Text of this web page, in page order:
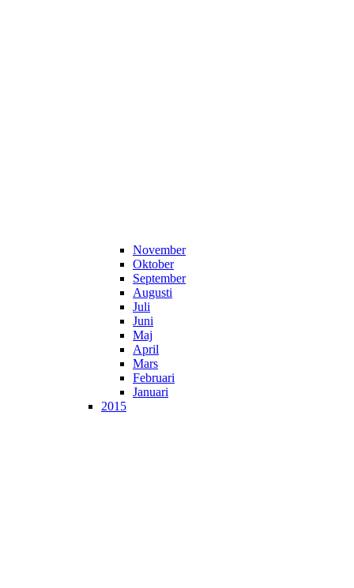
November
Oktober
September
Augusti
Juli
Juni
Maj
April
Mars
Februari
Januari
2015